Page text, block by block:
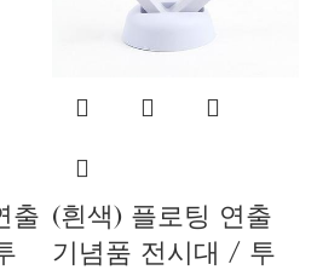
출 (흰색) 플로팅 연출
기념품 전시대 / 투